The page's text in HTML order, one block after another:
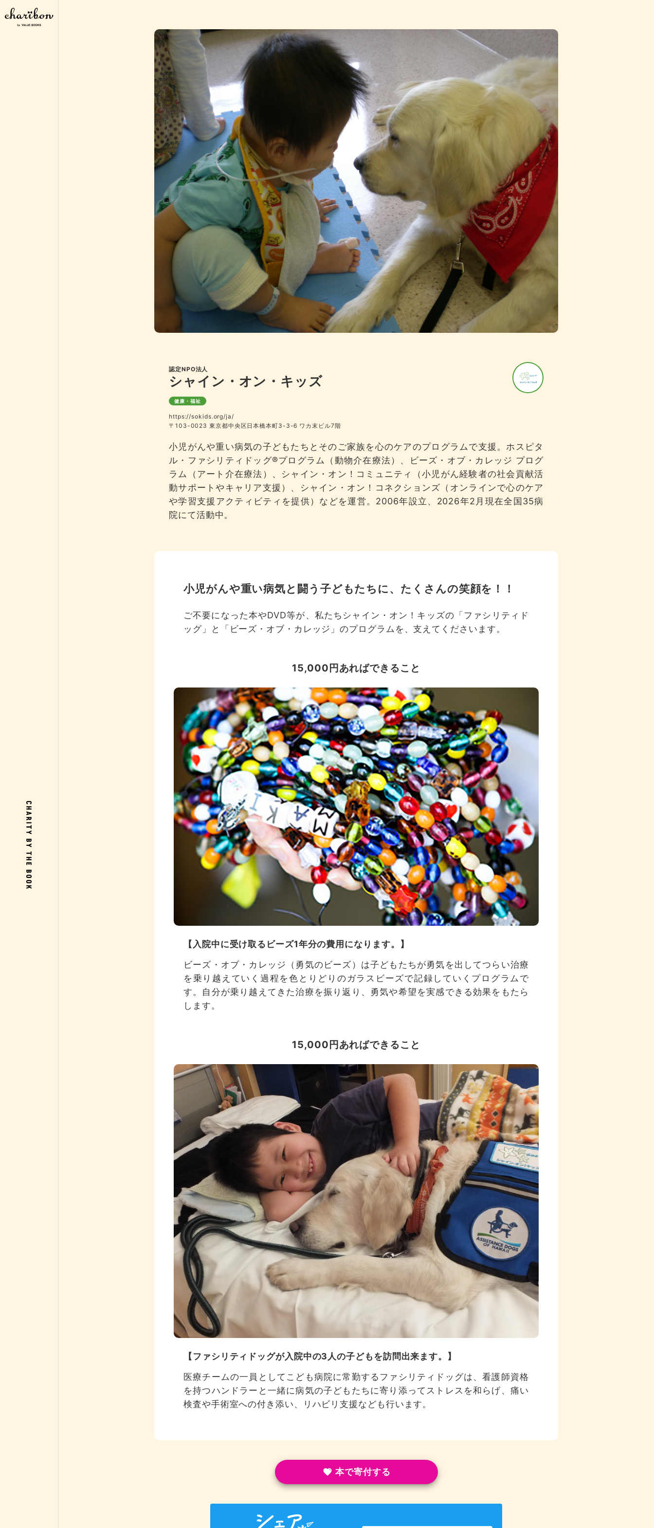
認定NPO法人
シャイン・オン・キッズ
健康・福祉
https://sokids.org/ja/
〒103-0023 東京都中央区日本橋本町3-3-6 ワカ末ビル7階
小児がんや重い病気の子どもたちとそのご家族を心のケアのプログラムで支援。ホスピタ
ル・ファシリティドッグ®︎プログラム（動物介在療法）、ビーズ・オブ・カレッジ プログ
ラム（アート介在療法）、シャイン・オン！コミュニティ（小児がん経験者の社会貢献活
動サポートやキャリア支援）、シャイン・オン！コネクションズ（オンラインで心のケア
や学習支援アクティビティを提供）などを運営。2006年設立、2026年2月現在全国35病
院にて活動中。
小児がんや重い病気と闘う子どもたちに、たくさんの笑顔を！！
ご不要になった本やDVD等が、私たちシャイン・オン！キッズの「ファシリティド
ッグ」と「ビーズ・オブ・カレッジ」のプログラムを、支えてくださいます。
15,000円あればできること
【入院中に受け取るビーズ1年分の費用になります。】
ビーズ・オブ・カレッジ（勇気のビーズ）は子どもたちが勇気を出してつらい治療
を乗り越えていく過程を色とりどりのガラスビーズで記録していくプログラムで
す。自分が乗り越えてきた治療を振り返り、勇気や希望を実感できる効果をもたら
します。
15,000円あればできること
【ファシリティドッグが入院中の3人の子どもを訪問出来ます。】
医療チームの一員としてこども病院に常勤するファシリティドッグは、看護師資格
を持つハンドラーと一緒に病気の子どもたちに寄り添ってストレスを和らげ、痛い
検査や手術室への付き添い、リハビリ支援なども行います。
本で寄付する